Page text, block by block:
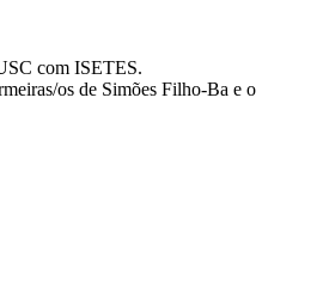
com ISETES.
os de Simões Filho-Ba e o